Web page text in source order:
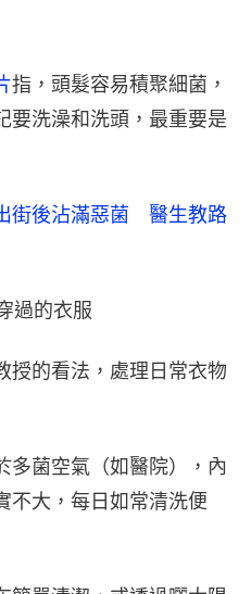
指，頭髮容易積聚細菌，
要洗澡和洗頭，最重要是
街後沾滿惡菌　醫生教路
過的衣服
授的看法，處理日常衣物
多菌空氣（如醫院），內
不大，每日如常清洗便